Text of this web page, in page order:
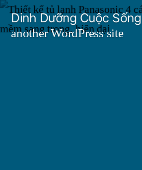
Skip
to
Dinh Dưỡng Cuộc Sống
another WordPress site